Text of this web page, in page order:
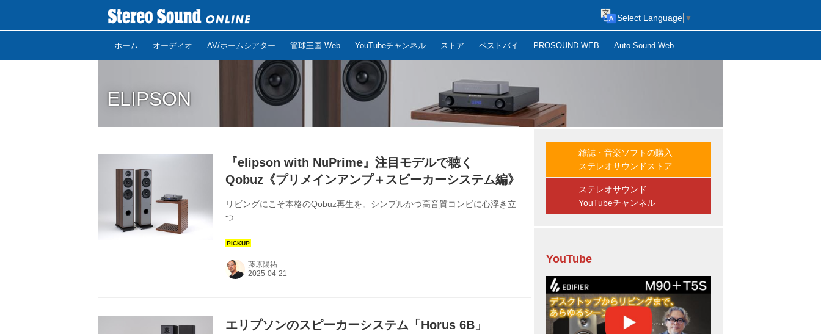
ホーム オーディオ AV/ホームシアター 管球王国 Web YouTubeチャンネル ストア ベストバイ PROSOUND WEB Auto Sound Web
Select Language ▼
ELIPSON
『elipson with NuPrime』注目モデルで聴く
Qobuz《プリメインアンプ＋スピーカーシステム編》
リビングにこそ本格のQobuz再生を。シンプルかつ高音質コンビに心浮き立
つ
藤原陽祐
エリプソンのスピーカーシステム「Horus 6B」
雑誌・音楽ソフトの購入
ステレオサウンドストア
ステレオサウンド
YouTubeチャンネル
YouTube